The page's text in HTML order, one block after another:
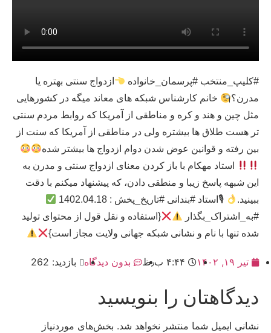
#کلیپ_منتخب #پرسمان_خانواده
ازدواج سنتی بهتره یا
مدرن؟
خانم کارشناس شبکه های معاند میگه در کشورهایی
مثل چین و هند و کره و مناطقی از آمریکا که روابط مردم سنتی
تر هست طلاق ها بیشتره ولی در مناطقی از آمریکا که سنت از
بین رفته و قوانین عوض شدن دوام ازدواج ها بیشتر شده
استاد مهکام با باز کردن معنای ازدواج سنتی و مدرن به
این شبهه پاسخ زیبا و منطقی دادن، که پیشنهاد میکنم با دقت
ببینید.
🎙استاد #بندانی #تاریخ_پخش : 1402.04.18
#به_اشتراک_بگذار
{استفاده و نقل قول از محتوای تولید
شده تنها با نام و نشانی شبکه جهانی ولایت مجاز است}
تیر ۱۹, ۱۴۰۲ ۴:۴۴ ب٫ظ بدون دیدگاه بازدید: 262
دیدگاهتان را بنویسید
نشانی ایمیل شما منتشر نخواهد شد. بخش‌های موردنیاز